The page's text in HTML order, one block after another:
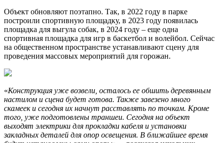
Объект обновляют поэтапно. Так, в 2022 году в парке
построили спортивную площадку, в 2023 году появилась
площадка для выгула собак, в 2024 году – еще одна
спортивная площадка для игр в баскетбол и волейбол. Сейчас
на общественном пространстве устанавливают сцену для
проведения массовых мероприятий для горожан.
«Конструкция уже возвели, осталось ее обшить деревянным
настилом и сцена будет готова. Также завезено много
скамеек и сегодня их начнут расставлять по точкам. Кроме
того, уже подготовлены траншеи. Сегодня на объект
выходят электрики для прокладки кабеля и установки
закладных деталей для опор освещения. В ближайшее время